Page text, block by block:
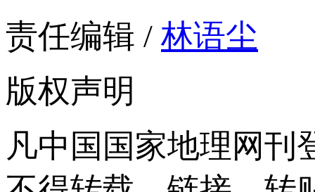
责任编辑 / 林语尘
版权声明
凡中国国家地理网刊